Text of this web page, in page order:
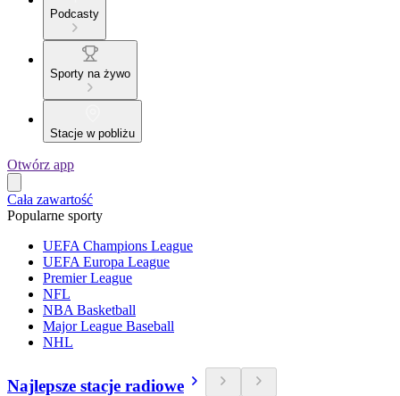
Podcasty
Sporty na żywo
Stacje w pobliżu
Otwórz app
Cała zawartość
Popularne sporty
UEFA Champions League
UEFA Europa League
Premier League
NFL
NBA Basketball
Major League Baseball
NHL
Najlepsze stacje radiowe